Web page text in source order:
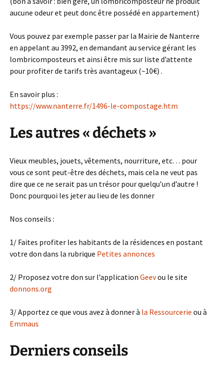
aucune odeur et peut donc être possédé en appartement)
Vous pouvez par exemple passer par la Mairie de Nanterre
en appelant au 3992, en demandant au service gérant les
lombricomposteurs et ainsi être mis sur liste d’attente
pour profiter de tarifs très avantageux (~10€) .
En savoir plus :
https://www.nanterre.fr/1496-le-compostage.htm
Les autres « déchets »
Vieux meubles, jouets, vêtements, nourriture, etc… pour
vous ce sont peut-être des déchets, mais cela ne veut pas
dire que ce ne serait pas un trésor pour quelqu’un d’autre !
Donc pourquoi les jeter au lieu de les donner
Nos conseils :
1/ Faites profiter les habitants de la résidences en postant
votre don dans la rubrique Petites annonces
2/ Proposez votre don sur l’application Geevou le site
donnons.org
3/ Apportez ce que vous avez à donner à la Ressourcerie ou à
Emmaus
Derniers conseils